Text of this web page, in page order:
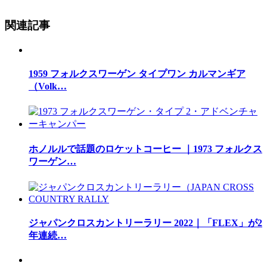
関連記事
1959 フォルクスワーゲン タイプワン カルマンギア
（Volk…
ホノルルで話題のロケットコーヒー ｜1973 フォルクス
ワーゲン…
ジャパンクロスカントリーラリー 2022｜「FLEX」が2
年連続…